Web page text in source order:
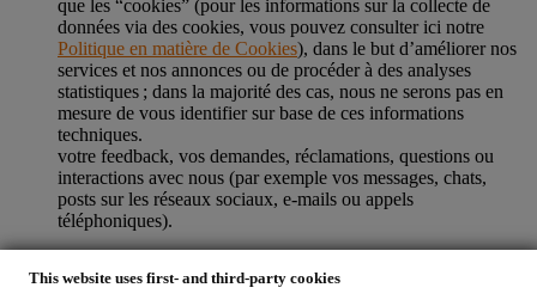
This website uses first- and third-party cookies
que les “cookies” (pour les informations sur la collecte de
données via des cookies, vous pouvez consulter ici notre
Politique en matière de Cookies), dans le but d’améliorer nos
services et nos annonces ou de procéder à des analyses
statistiques ; dans la majorité des cas, nous ne serons pas en
mesure de vous identifier sur base de ces informations
techniques.
votre feedback, vos demandes, réclamations, questions ou
interactions avec nous (par exemple vos messages, chats,
posts sur les réseaux sociaux, e-mails ou appels
téléphoniques).
lorsque vous utilisez le Site web ou lorsque vous nous fournissez de